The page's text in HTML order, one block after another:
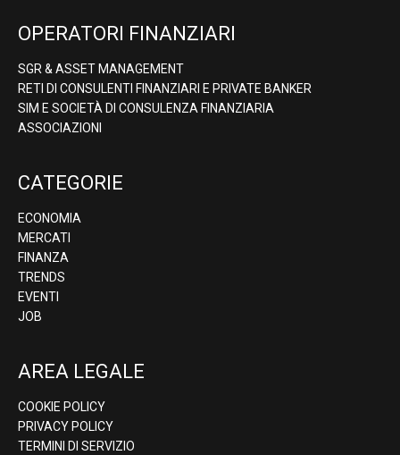
OPERATORI FINANZIARI
SGR & ASSET MANAGEMENT
RETI DI CONSULENTI FINANZIARI E PRIVATE BANKER
SIM E SOCIETÀ DI CONSULENZA FINANZIARIA
ASSOCIAZIONI
CATEGORIE
ECONOMIA
MERCATI
FINANZA
TRENDS
EVENTI
JOB
AREA LEGALE
COOKIE POLICY
PRIVACY POLICY
TERMINI DI SERVIZIO